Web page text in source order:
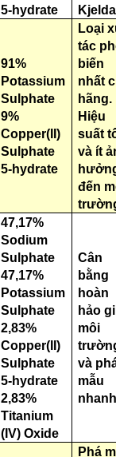
5-hydrate
91%
Potassium
Sulphate
9%
Copper(II)
Sulphate
5-hydrate
Loại
tác
biến
nhất
hãng.
Hiệu
suất
và ít
đến
47,17%
Sodium
Sulphate
47,17%
Potassium
Sulphate
2,83%
Copper(II)
Sulphate
5-hydrate
2,83%
Titanium
(IV) Oxide
Cân
bằng
hoàn
hảo
môi
và
mẫu
Phá